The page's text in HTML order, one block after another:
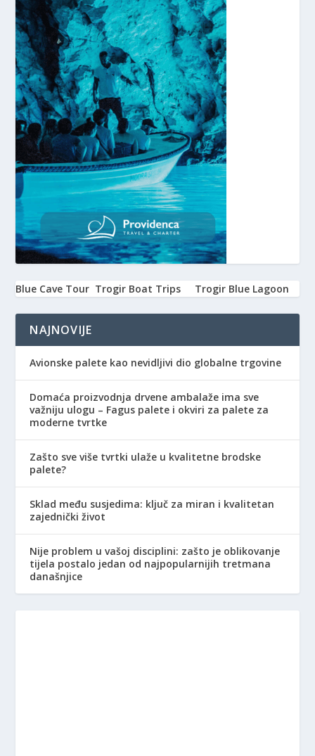
Blue Cave Tour Trogir Boat Trips Trogir Blue Lagoon
NAJNOVIJE
Avionske palete kao nevidljivi dio globalne trgovine
Domaća proizvodnja drvene ambalaže ima sve
važniju ulogu – Fagus palete i okviri za palete za
moderne tvrtke
Zašto sve više tvrtki ulaže u kvalitetne brodske
palete?
Sklad među susjedima: ključ za miran i kvalitetan
zajednički život
Nije problem u vašoj disciplini: zašto je oblikovanje
tijela postalo jedan od najpopularnijih tretmana
današnjice